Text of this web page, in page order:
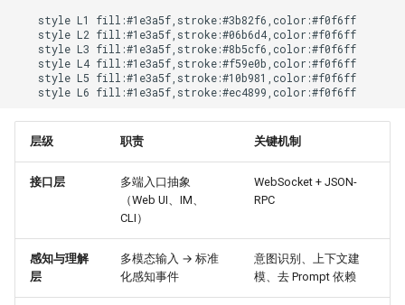
QingTian Architecture
Huaweicloud CCE network
training
Training
五、并发控制与队列系统
六、记忆系统
会话生命周期
七、Skills 技能系统
技能执行策略
Prompt 构造流程
拉美100大互联网企业
Redis使用场景
kafka架构说明
Zero Copy原理
微服务与serverless架构
离线和实时数据分析
云上安全架构
    style L1 fill:#1e3a5f,stroke:#3b82f6,color:#f0f6ff
    style L2 fill:#1e3a5f,stroke:#06b6d4,color:#f0f6ff
    style L3 fill:#1e3a5f,stroke:#8b5cf6,color:#f0f6ff
    style L4 fill:#1e3a5f,stroke:#f59e0b,color:#f0f6ff
    style L5 fill:#1e3a5f,stroke:#10b981,color:#f0f6ff
    style L6 fill:#1e3a5f,stroke:#ec4899,color:#f0f6ff
层级 职责 关键机制
接口层
多端入口抽象
（Web UI、IM、
CLI）
WebSocket + JSON-
RPC
感知与理解
层
多模态输入 → 标准
化感知事件
意图识别、上下文建
模、去 Prompt 依赖